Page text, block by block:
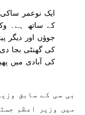
ایک نوعمر
کے ساتھ ہے۔
جوؤں اور دیگر
کی گھنٹی بجا
کی آبادی میں
بی سی کے سابق
میں وزیر اعظم